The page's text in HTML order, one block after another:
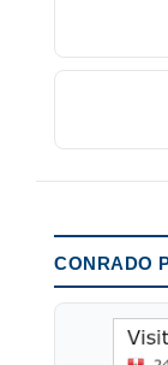
CONRADO